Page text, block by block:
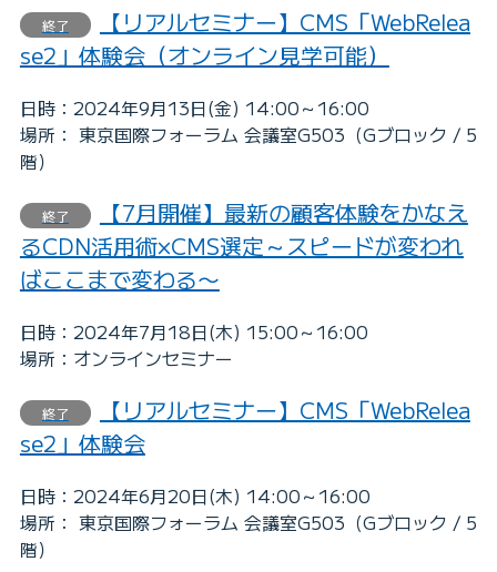
終了
【リアルセミナー】CMS「WebRelea
se2」体験会（オンライン見学可能）
日時：2024年9月13日(金) 14:00～16:00
場所： 東京国際フォーラム 会議室G503（Gブロック / 5
階）
終了
【7月開催】最新の顧客体験をかなえ
るCDN活用術×CMS選定～スピードが変われ
ばここまで変わる〜
日時：2024年7月18日(木) 15:00～16:00
場所：オンラインセミナー
終了
【リアルセミナー】CMS「WebRelea
se2」体験会
日時：2024年6月20日(木) 14:00～16:00
場所： 東京国際フォーラム 会議室G503（Gブロック / 5
階）